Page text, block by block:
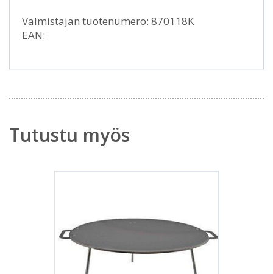
Valmistajan tuotenumero: 870118K
EAN:
Tutustu myös